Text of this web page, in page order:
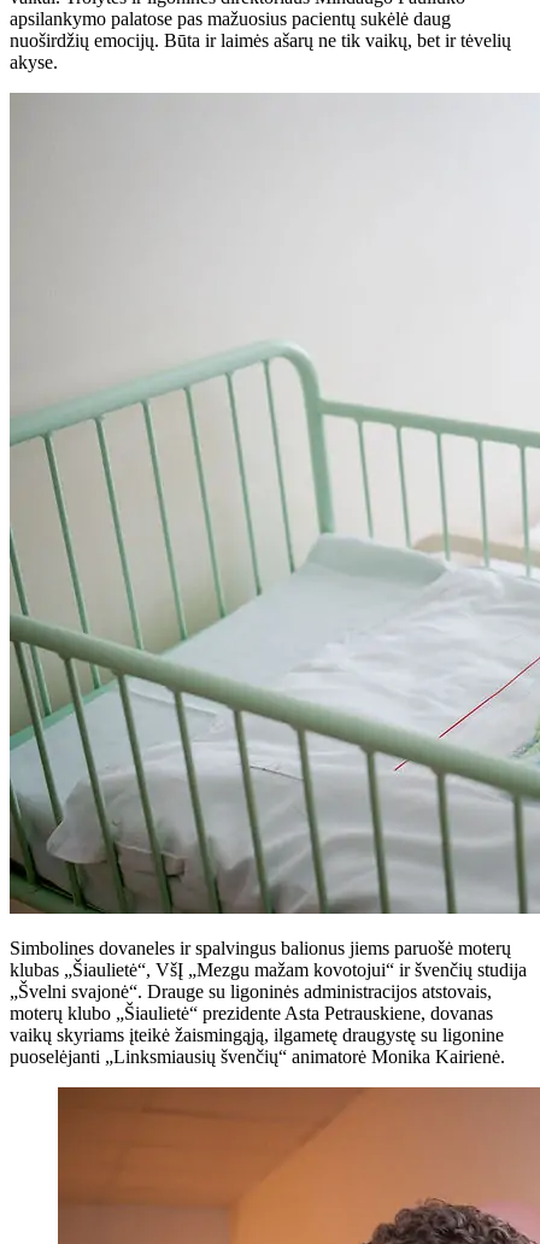
apsilankymo palatose pas mažuosius pacientų sukėlė daug
nuoširdžių emocijų. Būta ir laimės ašarų ne tik vaikų, bet ir tėvelių
akyse.
Simbolines dovaneles ir spalvingus balionus jiems paruošė moterų
klubas „Šiaulietė“, VšĮ „Mezgu mažam kovotojui“ ir švenčių studija
„Švelni svajonė“. Drauge su ligoninės administracijos atstovais,
moterų klubo „Šiaulietė“ prezidente Asta Petrauskiene, dovanas
vaikų skyriams įteikė žaismingąją, ilgametę draugystę su ligonine
puoselėjanti „Linksmiausių švenčių“ animatorė Monika Kairienė.